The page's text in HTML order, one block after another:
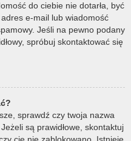
do ciebie nie dotarła, być
adres e-mail lub wiadomość
Jeśli na pewno podany
spróbuj skontaktować się
sprawdź czy twoja nazwa
są prawidłowe, skontaktuj